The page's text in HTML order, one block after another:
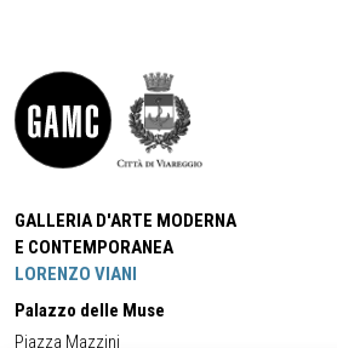
GALLERIA D'ARTE MODERNA
E CONTEMPORANEA
LORENZO VIANI
Palazzo delle Muse
Piazza Mazzini